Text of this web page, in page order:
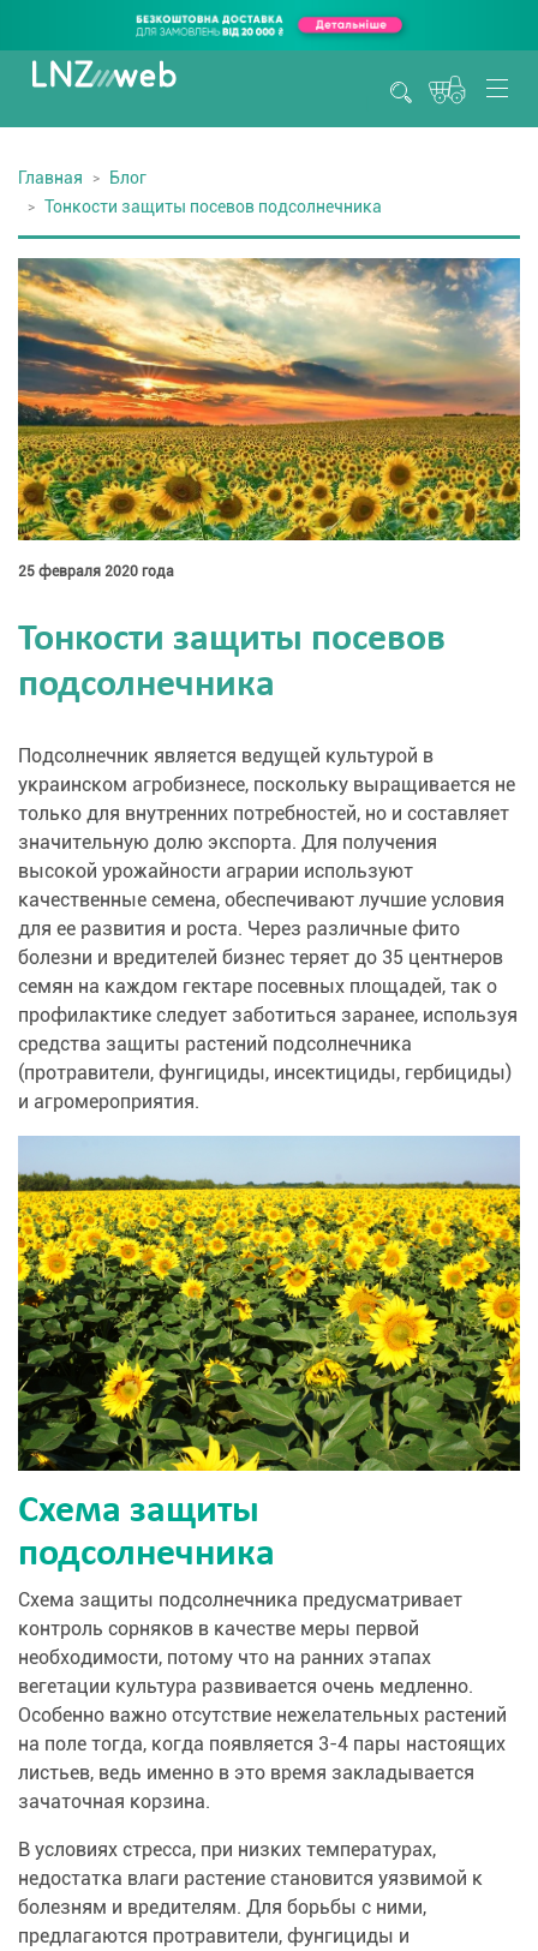
Главная
Блог
Тонкости защиты посевов подсолнечника
25 февраля 2020 года
Тонкости защиты посевов
подсолнечника
Подсолнечник является ведущей культурой в
украинском агробизнесе, поскольку выращивается не
только для внутренних потребностей, но и составляет
значительную долю экспорта. Для получения
высокой урожайности аграрии используют
качественные семена, обеспечивают лучшие условия
для ее развития и роста. Через различные фито
болезни и вредителей бизнес теряет до 35 центнеров
семян на каждом гектаре посевных площадей, так о
профилактике следует заботиться заранее, используя
средства защиты растений подсолнечника
(протравители, фунгициды, инсектициды, гербициды)
и агромероприятия.
Схема защиты
подсолнечника
Схема защиты подсолнечника предусматривает
контроль сорняков в качестве меры первой
необходимости, потому что на ранних этапах
вегетации культура развивается очень медленно.
Особенно важно отсутствие нежелательных растений
на поле тогда, когда появляется 3-4 пары настоящих
листьев, ведь именно в это время закладывается
зачаточная корзина.
В условиях стресса, при низких температурах,
недостатка влаги растение становится уязвимой к
болезням и вредителям. Для борьбы с ними,
предлагаются протравители, фунгициды и